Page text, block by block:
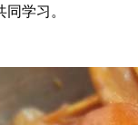
学习。